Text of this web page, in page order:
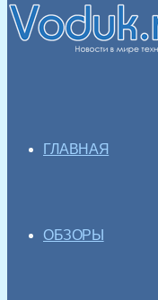
ГЛАВНАЯ
ОБЗОРЫ